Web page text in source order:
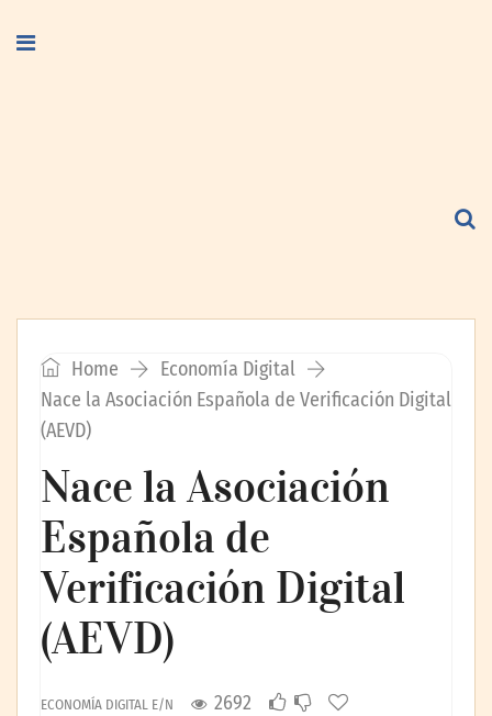
Home
Economía Digital
Nace la Asociación Española de Verificación Digital
(AEVD)
Nace la Asociación
Española de
Verificación Digital
(AEVD)
ECONOMÍA DIGITAL E/N 2692